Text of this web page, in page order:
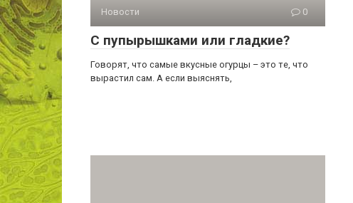
Новости 0
С пупырышками или гладкие?
Говорят, что самые вкусные огурцы – это те, что
вырастил сам. А если выяснять,